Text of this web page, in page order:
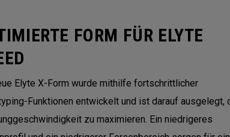
FORM FÜR ELYTE
Elyte X-Form wurde mithilfe fortschrittlicher
Funktionen entwickelt und ist darauf ausgelegt,
zu maximieren. Ein niedrigeres